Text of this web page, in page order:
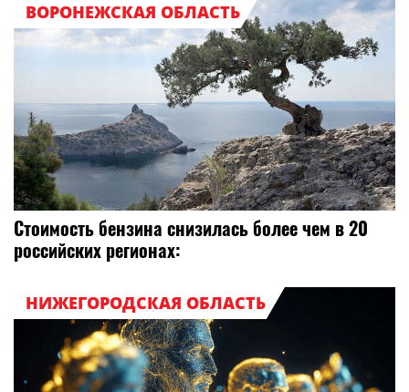
ВОРОНЕЖСКАЯ ОБЛАСТЬ
Стоимость бензина снизилась более чем в 20
российских регионах:
НИЖЕГОРОДСКАЯ ОБЛАСТЬ